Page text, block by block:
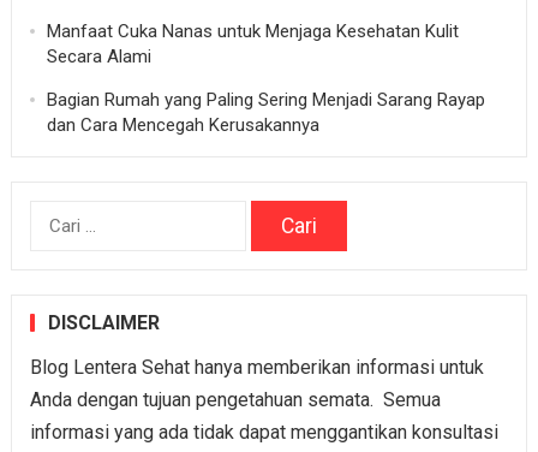
Manfaat Cuka Nanas untuk Menjaga Kesehatan Kulit
Secara Alami
Bagian Rumah yang Paling Sering Menjadi Sarang Rayap
dan Cara Mencegah Kerusakannya
Cari
DISCLAIMER
Blog Lentera Sehat hanya memberikan informasi untuk
Anda dengan tujuan pengetahuan semata. Semua
informasi yang ada tidak dapat menggantikan konsultasi